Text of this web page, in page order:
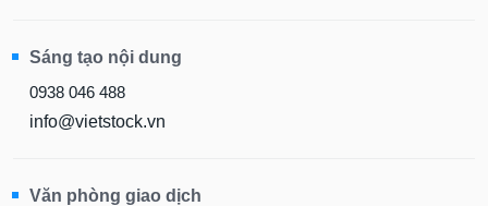
Sáng tạo nội dung
0938 046 488
info@vietstock.vn
Văn phòng giao dịch